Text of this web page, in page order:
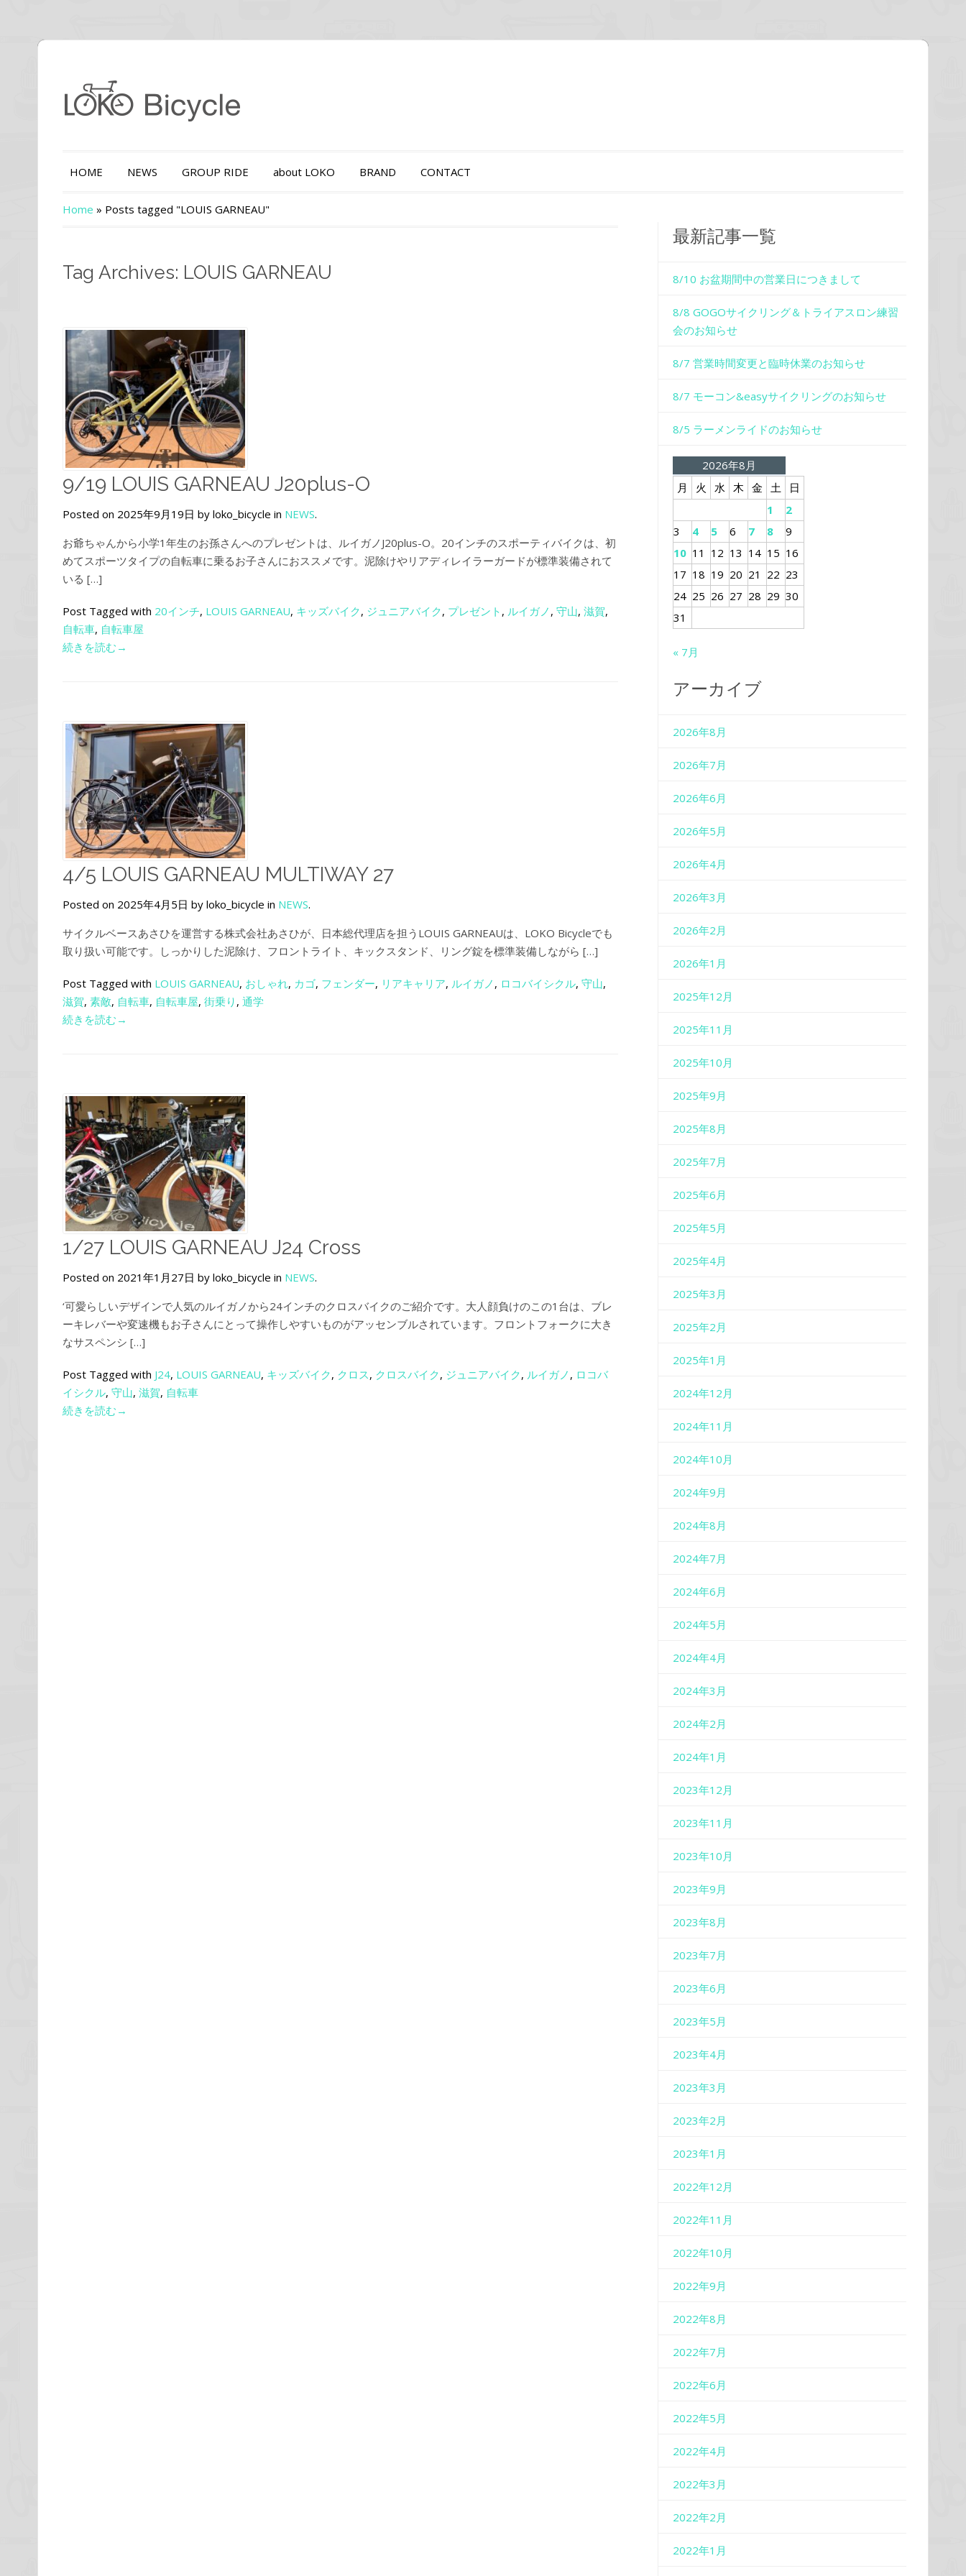
HOME NEWS GROUP RIDE about LOKO BRAND CONTACT
Home » Posts tagged "LOUIS GARNEAU"
Tag Archives: LOUIS GARNEAU
9/19 LOUIS GARNEAU J20plus-O
Posted on 2025年9月19日 by loko_bicycle in NEWS.
お爺ちゃんから小学1年生のお孫さんへのプレゼントは、ルイガノJ20plus-O。20インチのスポーティバイクは、初
めてスポーツタイプの自転車に乗るお子さんにおススメです。泥除けやリアディレイラーガードが標準装備されて
いる […]
Post Tagged with 20インチ, LOUIS GARNEAU, キッズバイク, ジュニアバイク, プレゼント , ルイガノ , 守山, 滋賀,
自転車, 自転車屋
続きを読む→
4/5 LOUIS GARNEAU MULTIWAY 27
Posted on 2025年4月5日 by loko_bicycle in NEWS.
サイクルベースあさひを運営する株式会社あさひが、日本総代理店を担うLOUIS GARNEAUは、LOKO Bicycleでも
取り扱い可能です。しっかりした泥除け、フロントライト、キックスタンド、リング錠を標準装備しながら […]
Post Tagged with LOUIS GARNEAU, おしゃれ, カゴ, フェンダー, リアキャリア, ルイガノ , ロコバイシクル, 守山,
滋賀, 素敵, 自転車, 自転車屋, 街乗り , 通学
続きを読む→
1/27 LOUIS GARNEAU J24 Cross
Posted on 2021年1月27日 by loko_bicycle in NEWS.
‘可愛らしいデザインで人気のルイガノから24インチのクロスバイクのご紹介です。大人顔負けのこの1台は、ブレ
ーキレバーや変速機もお子さんにとって操作しやすいものがアッセンブルされています。フロントフォークに大き
なサスペンシ […]
Post Tagged with J24, LOUIS GARNEAU, キッズバイク, クロス, クロスバイク, ジュニアバイク, ルイガノ , ロコバ
イシクル, 守山, 滋賀, 自転車
続きを読む→
最新記事一覧
8/10 お盆期間中の営業日につきまして
8/8 GOGOサイクリング＆トライアスロン練習
会のお知らせ
8/7 営業時間変更と臨時休業のお知らせ
8/7 モーコン&easyサイクリングのお知らせ
8/5 ラーメンライドのお知らせ
2026年8月
月
火 水 木 金 土
日
1
2
3
4 5 6 7 8
9
10 11 12 13 14 15 16
17 18 19 20 21 22 23
24 25 26 27 28 29 30
31
« 7月
アーカイブ
2026年8月
2026年7月
2026年6月
2026年5月
2026年4月
2026年3月
2026年2月
2026年1月
2025年12月
2025年11月
2025年10月
2025年9月
2025年8月
2025年7月
2025年6月
2025年5月
2025年4月
2025年3月
2025年2月
2025年1月
2024年12月
2024年11月
2024年10月
2024年9月
2024年8月
2024年7月
2024年6月
2024年5月
2024年4月
2024年3月
2024年2月
2024年1月
2023年12月
2023年11月
2023年10月
2023年9月
2023年8月
2023年7月
2023年6月
2023年5月
2023年4月
2023年3月
2023年2月
2023年1月
2022年12月
2022年11月
2022年10月
2022年9月
2022年8月
2022年7月
2022年6月
2022年5月
2022年4月
2022年3月
2022年2月
2022年1月